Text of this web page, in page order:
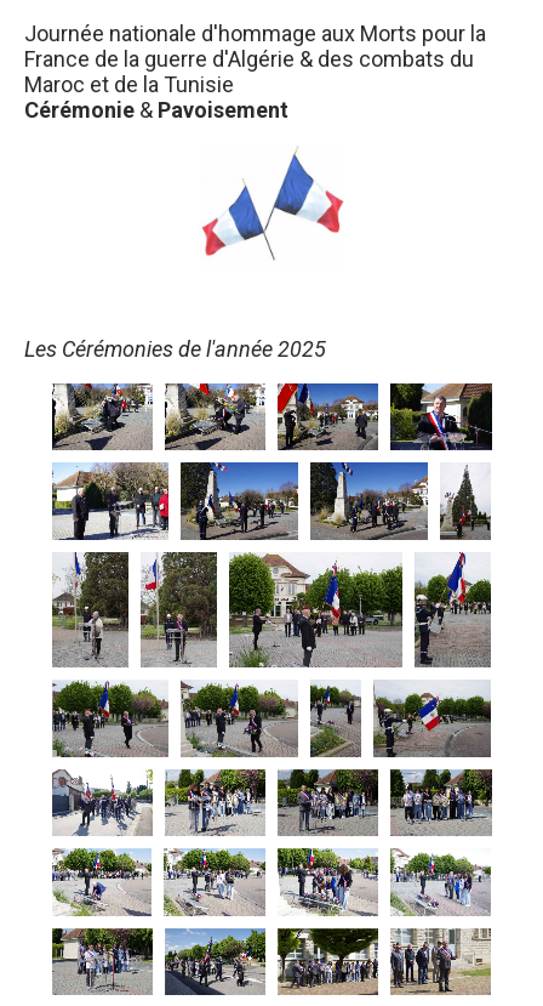
Journée nationale d'hommage aux Morts pour la
France de la guerre d'Algérie & des combats du
Maroc et de la Tunisie
Cérémonie & Pavoisement
Les Cérémonies de l'année 2025